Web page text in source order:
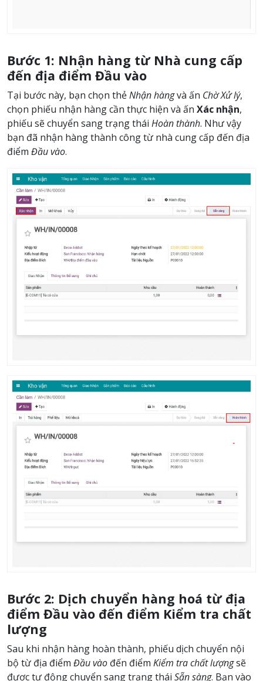
Bước 1: Nhận hàng từ Nhà cung cấp
đến địa điểm Đầu vào
Tại bước này, bạn chọn thẻNhận hàngvà ấn Chờ Xử lý,
chọn phiếu nhận hàng cần thực hiện và ấn Xác nhận,
phiếu sẽ chuyển sang trạng thái Hoàn thành. Như vậy
bạn đã nhận hàng thành công từ nhà cung cấp đến địa
điểm Đầu vào.
Bước 2: Dịch chuyển hàng hoá từ địa
điểm Đầu vào đến điểm Kiểm tra chất
lượng
Sau khi nhận hàng hoàn thành, phiếu dịch chuyển nội
bộ từ địa điểm Đầu vào đến điểm Kiểm tra chất lượngsẽ
được tự động chuyển sang trạng thái Sẵn sàng. Bạn vào